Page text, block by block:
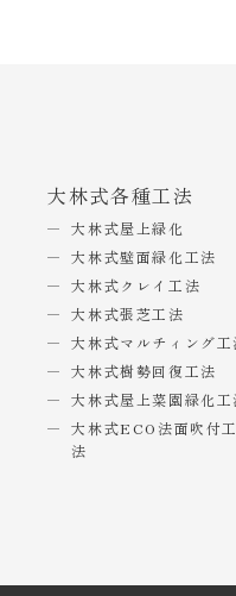
大林式各種工法
大林式屋上緑化
大林式壁面緑化工法
大林式クレイ工法
大林式張芝工法
大林式マルチィング工
大林式樹勢回復工法
大林式屋上菜園緑化工
大林式ECO法面吹付工
法